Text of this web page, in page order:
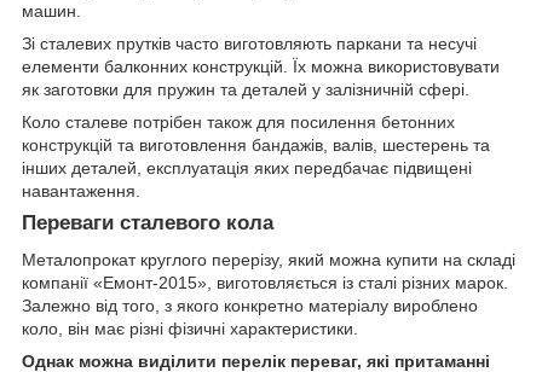
машин.
Зі сталевих прутків часто виготовляють паркани та несучі
елементи балконних конструкцій. Їх можна використовувати
як заготовки для пружин та деталей у залізничній сфері.
Коло сталеве потрібен також для посилення бетонних
конструкцій та виготовлення бандажів, валів, шестерень та
інших деталей, експлуатація яких передбачає підвищені
навантаження.
Переваги сталевого кола
Металопрокат круглого перерізу, який можна купити на складі
компанії «Емонт-2015», виготовляється із сталі різних марок.
Залежно від того, з якого конкретно матеріалу вироблено
коло, він має різні фізичні характеристики.
Однак можна виділити перелік переваг, які притаманні